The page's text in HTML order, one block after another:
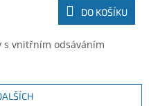
DO KOŠÍKU
s vnitřním odsáváním